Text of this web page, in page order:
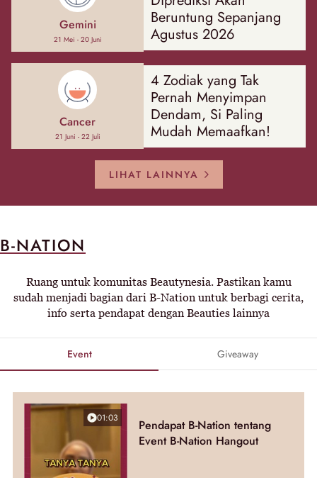
Gemini
21 Mei - 20 Juni
Beruntung Sepanjang
Agustus 2026
Cancer
21 Juni - 22 Juli
4 Zodiak yang Tak
Pernah Menyimpan
Dendam, Si Paling
Mudah Memaafkan!
LIHAT LAINNYA
B-NATION
Ruang untuk komunitas Beautynesia. Pastikan kamu
sudah menjadi bagian dari B-Nation untuk berbagi cerita,
info serta pendapat dengan Beauties lainnya
Event Giveaway
01:03
Pendapat B-Nation tentang
Event B-Nation Hangout